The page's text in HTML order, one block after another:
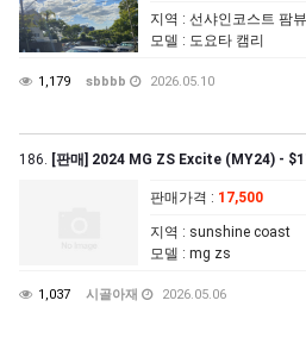
지역 : 선샤인코스트 팜
모델 : 도요타 캠리
1,179 sbbbb 2026.05.10
186. [판매] 2024 MG ZS Excite (MY24) -
판매가격 : 17,500
지역 : sunshine coast
모델 : mg zs
1,037 시골아재 2026.05.06